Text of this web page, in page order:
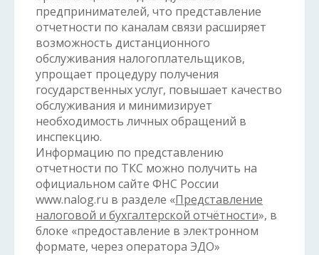
предпринимателей, что представление
отчетности по каналам связи расширяет
возможность дистанционного
обслуживания налогоплательщиков,
упрощает процедуру получения
государственных услуг, повышает качество
обслуживания и минимизирует
необходимость личных обращений в
инспекцию.
Информацию по представлению
отчетности по ТКС можно получить на
официальном сайте ФНС России
www.nalog.ru в разделе «Представление
налоговой и бухгалтерской отчётности», в
блоке «предоставление в электронном
формате, через оператора ЭДО»